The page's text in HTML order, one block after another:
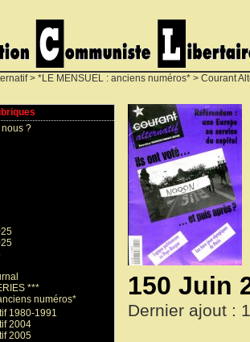
> *LE MENSUEL : anciens numéros* > Courant
150 Juin
Dernier ajout :
?
***
numéros*
1980-1991
2004
2005